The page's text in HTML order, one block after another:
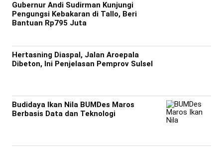
Gubernur Andi Sudirman Kunjungi
Pengungsi Kebakaran di Tallo, Beri
Bantuan Rp795 Juta
Hertasning Diaspal, Jalan Aroepala
Dibeton, Ini Penjelasan Pemprov Sulsel
Budidaya Ikan Nila BUMDes Maros
Berbasis Data dan Teknologi